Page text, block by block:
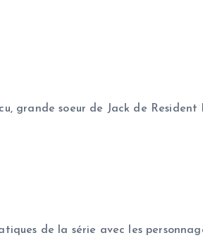
grande soeur de Jack de Resident
de la série avec les